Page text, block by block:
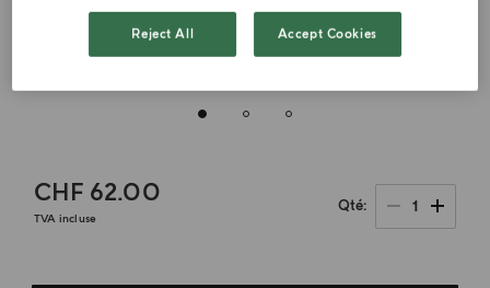
CHF 62.00
TVA incluse
Qté 1
Reject All Accept Cookies